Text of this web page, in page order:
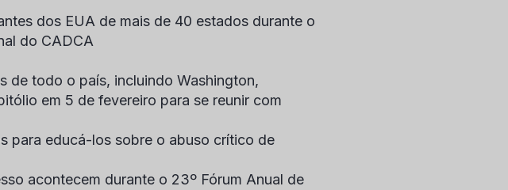
dos EUA de mais de 40 estados durante o
do CADCA
de todo o país, incluindo Washington,
em 5 de fevereiro para se reunir com
para educá-los sobre o abuso crítico de
acontecem durante o 23º Fórum Anual de